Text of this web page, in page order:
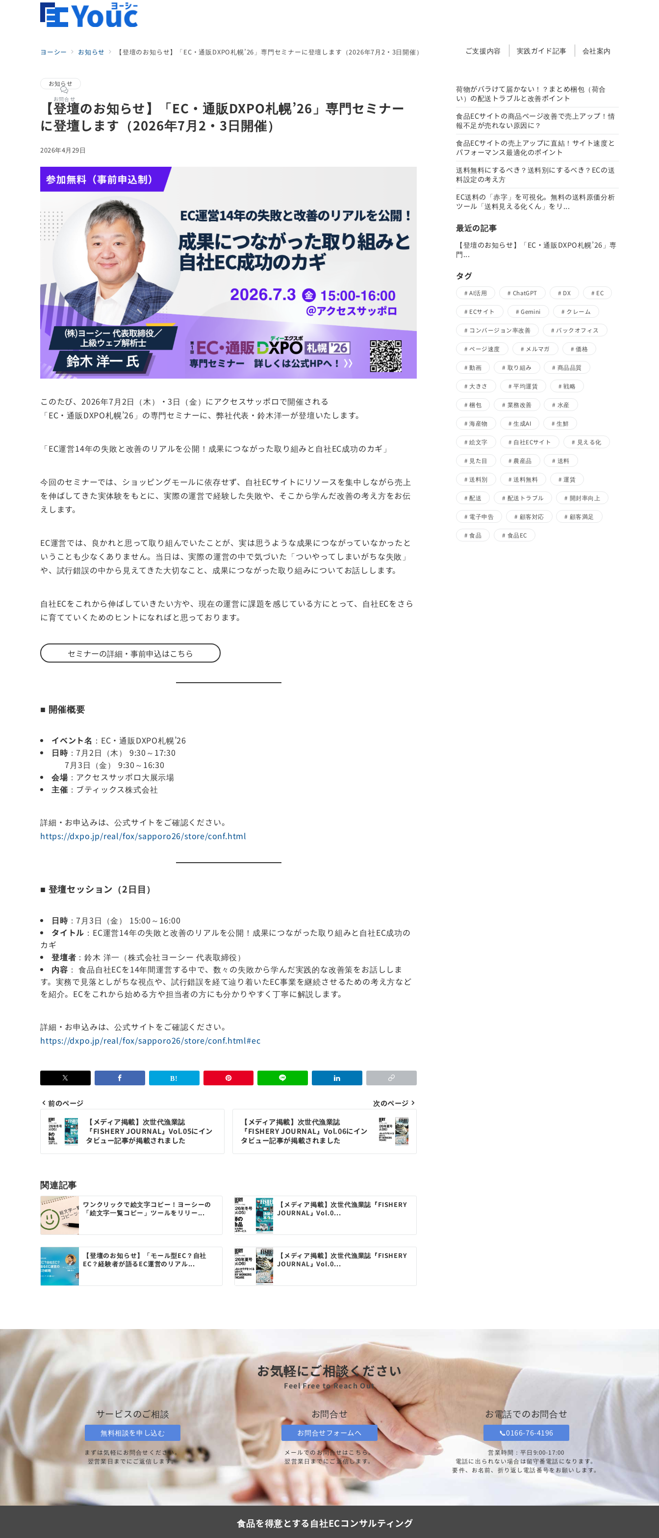
ご支援内容 実践ガイド記事 会社案内
お問合せ
ヨーシー お知らせ 【登壇のお知らせ】「EC・通販DXPO札幌’26」専門セミナーに登壇します（2026年7月2・3日開催）
お知らせ
【登壇のお知らせ】「EC・通販DXPO札幌’26」専門セミナー
に登壇します（2026年7月2・3日開催）
2026年4月29日
このたび、2026年7月2日（木）・3日（金）にアクセスサッポロで開催される
「EC・通販DXPO札幌’26」の専門セミナーに、弊社代表・鈴木洋一が登壇いたします。
「EC運営14年の失敗と改善のリアルを公開！成果につながった取り組みと自社EC成功のカギ」
今回のセミナーでは、ショッピングモールに依存せず、自社ECサイトにリソースを集中しながら売上
を伸ばしてきた実体験をもとに、実際の運営で経験した失敗や、そこから学んだ改善の考え方をお伝
えします。
EC運営では、良かれと思って取り組んでいたことが、実は思うような成果につながっていなかったと
いうことも少なくありません。当日は、実際の運営の中で気づいた「ついやってしまいがちな失敗」
や、試行錯誤の中から見えてきた大切なこと、成果につながった取り組みについてお話しします。
自社ECをこれから伸ばしていきたい方や、現在の運営に課題を感じている方にとって、自社ECをさら
に育てていくためのヒントになればと思っております。
セミナーの詳細・事前申込はこちら
■ 開催概要
イベント名 ：EC・通販DXPO札幌’26
日時：7月2日（木） 9:30～17:30
7月3日（金） 9:30～16:30
会場：アクセスサッポロ大展示場
主催 ：ブティックス株式会社
詳細・お申込みは、公式サイトをご確認ください。
https://dxpo.jp/real/fox/sapporo26/store/conf.html
■ 登壇セッション（2日目）
日時：7月3日（金） 15:00～16:00
タイトル ：EC運営14年の失敗と改善のリアルを公開！成果につながった取り組みと自社EC成功の
カギ
登壇者 ：鈴木 洋一（株式会社ヨーシー 代表取締役）
内容 ： 食品自社ECを14年間運営する中で、数々の失敗から学んだ実践的な改善策をお話ししま
す。実務で見落としがちな視点や、試行錯誤を経て辿り着いたEC事業を継続させるための考え方など
を紹介。ECをこれから始める方や担当者の方にも分かりやすく丁寧に解説します。
詳細・お申込みは、公式サイトをご確認ください。
https://dxpo.jp/real/fox/sapporo26/store/conf.html#ec
投
稿
ナ
ゲ
ー
シ
ョ
ン
前のページ
【メディア掲載】次世代漁業誌
『FISHERY JOURNAL』Vol.05にイン
タビュー記事が掲載されました
次のページ
【メディア掲載】次世代漁業誌
『FISHERY JOURNAL』Vol.06にイン
タビュー記事が掲載されました
関連記事
ワンクリックで絵文字コピー！ヨーシーの
「絵文字一覧コピー」ツールをリリー...
【メディア掲載】次世代漁業誌『FISHERY
JOURNAL』Vol.0...
【登壇のお知らせ】「モール型EC？自社
EC？経験者が語るEC運営のリアル...
【メディア掲載】次世代漁業誌『FISHERY
JOURNAL』Vol.0...
荷物がバラけて届かない！？まとめ梱包（荷合
い）の配送トラブルと改善ポイント
食品ECサイトの商品ページ改善で売上アップ！情
報不足が売れない原因に？
食品ECサイトの売上アップに直結！サイト速度と
パフォーマンス最適化のポイント
送料無料にするべき？送料別にするべき？ECの送
料設定の考え方
EC送料の「赤字」を可視化。無料の送料原価分析
ツール「送料見える化くん」をリ...
最近の記事
【登壇のお知らせ】「EC・通販DXPO札幌’26」専
門...
タグ
AI活用 ChatGPT DX EC
ECサイト Gemini クレーム
コンバージョン率改善 バックオフィス
ページ速度 メルマガ 価格
動画 取り組み 商品品質
大きさ 平均運賃 戦略
梱包 業務改善 水産
海産物 生成AI 生鮮
絵文字 自社ECサイト 見える化
見た目 農産品 送料
送料別 送料無料 運賃
配送 配送トラブル 開封率向上
電子申告 顧客対応 顧客満足
食品 食品EC
お気軽にご相談ください
Feel Free to Reach Out
サービスのご相談
無料相談を申し込む
まずは気軽にお問合せください。
翌営業日までにご返信します。
お問合せ
お問合せフォームへ
メールでのお問合せはこちら。
翌営業日までにご返信します。
お電話でのお問合せ
📞0166-76-4196
営業時間：平日9:00-17:00
電話に出られない場合は留守番電話になります。
要件、お名前、折り返し電話番号をお願いします。
食品を得意とする自社ECコンサルティング